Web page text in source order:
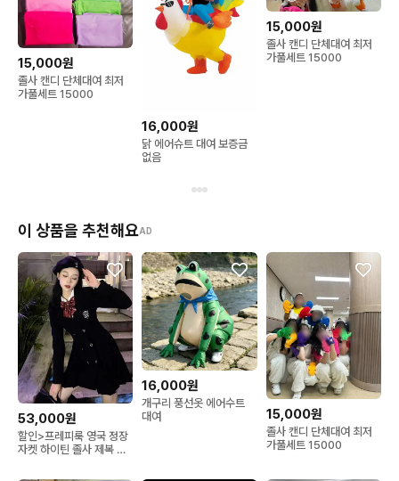
* 연체로 인해 다음 대여자에게 피해가 발생하면 해당 비용은 직접
부담하셔야 합니다.
💌 문의 양식
문의는 아래와 같이 보내주세요!
“○월 ○일 대여 가능할까요?”
15,000원
졸사 캔디 단체대여 최저
가풀세트 15000
16,000원
닭 에어슈트 대여 보증금
없음
15,000원
졸사 캔디 단체대여 최저
가풀세트 15000
이 상품을 추천해요AD
53,000원
할인>프레피룩 영국 정장
자켓 하이틴 졸사 제복 컨
16,000원
개구리 풍선옷 에어수트
대여
15,000원
졸사 캔디 단체대여 최저
가풀세트 15000